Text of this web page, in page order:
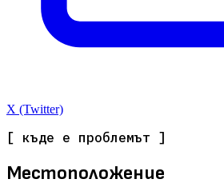
X (Twitter)
[ къде е проблемът ]
Местоположение